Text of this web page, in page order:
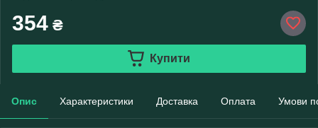
354 ₴
Купити
Опис Характеристики Доставка Оплата Умови